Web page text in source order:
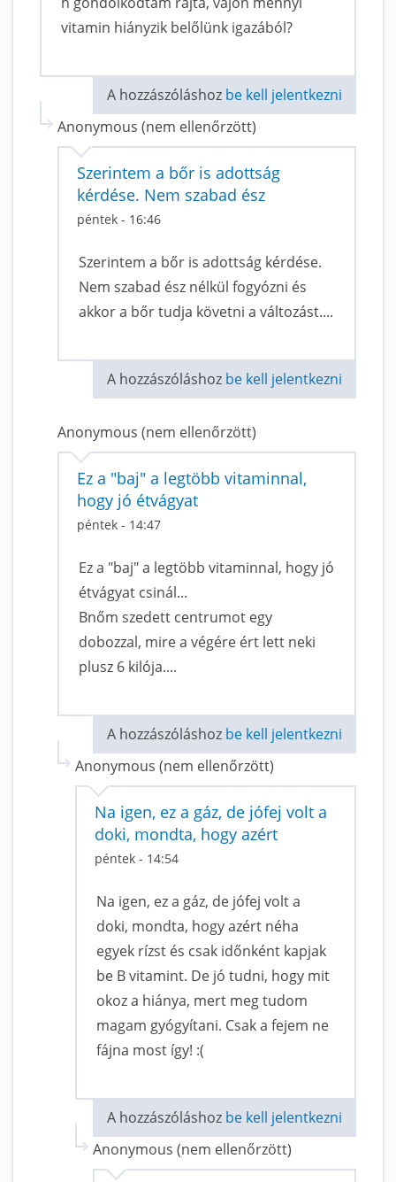
vitamin hiányzik belőlünk igazából?
A hozzászóláshoz be kell jelentkezni
Anonymous (nem ellenőrzött)
Szerintem a bőr is adottság
kérdése. Nem szabad ész
péntek - 16:46
Szerintem a bőr is adottság kérdése.
Nem szabad ész nélkül fogyózni és
akkor a bőr tudja követni a változást....
A hozzászóláshoz be kell jelentkezni
Anonymous (nem ellenőrzött)
Ez a "baj" a legtöbb vitaminnal,
hogy jó étvágyat
péntek - 14:47
Ez a "baj" a legtöbb vitaminnal, hogy jó
étvágyat csinál...
Bnőm szedett centrumot egy
dobozzal, mire a végére ért lett neki
plusz 6 kilója....
A hozzászóláshoz be kell jelentkezni
Anonymous (nem ellenőrzött)
Na igen, ez a gáz, de jófej volt a
doki, mondta, hogy azért
péntek - 14:54
Na igen, ez a gáz, de jófej volt a
doki, mondta, hogy azért néha
egyek rízst és csak időnként kapjak
be B vitamint. De jó tudni, hogy mit
okoz a hiánya, mert meg tudom
magam gyógyítani. Csak a fejem ne
fájna most így! :(
A hozzászóláshoz be kell jelentkezni
Anonymous (nem ellenőrzött)